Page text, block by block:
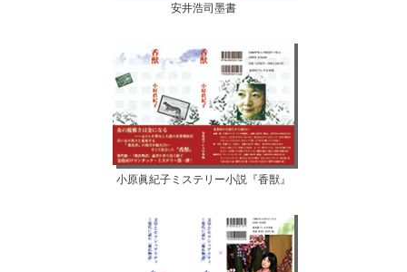
安井浩司墨書
小原眞紀子ミステリー小説『香獣』